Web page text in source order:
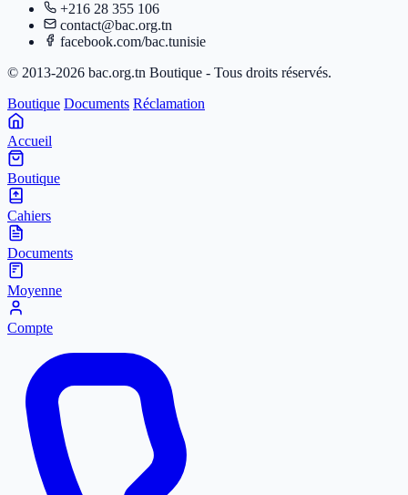
+216 28 355 106
contact@bac.org.tn
facebook.com/bac.tunisie
© 2013-2026 bac.org.tn Boutique - Tous droits réservés.
Boutique Documents Réclamation
Accueil
Boutique
Cahiers
Documents
Moyenne
Compte